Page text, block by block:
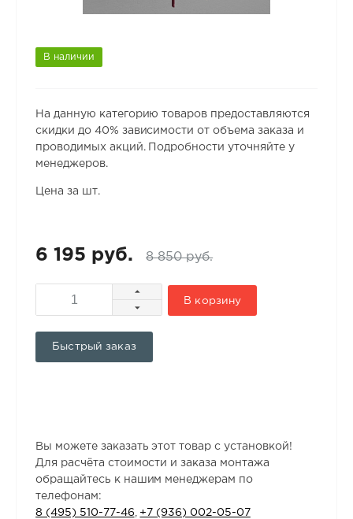
В наличии
На данную категорию товаров предоставляются
скидки до 40% зависимости от объема заказа и
проводимых акций. Подробности уточняйте у
менеджеров.
Цена за шт.
6 195 руб. 8 850 руб.
В корзину
Быстрый заказ
Вы можете заказать этот товар с установкой!
Для расчёта стоимости и заказа монтажа
обращайтесь к нашим менеджерам по
телефонам:
8 (495) 510-77-46
+7 (936) 002-05-07